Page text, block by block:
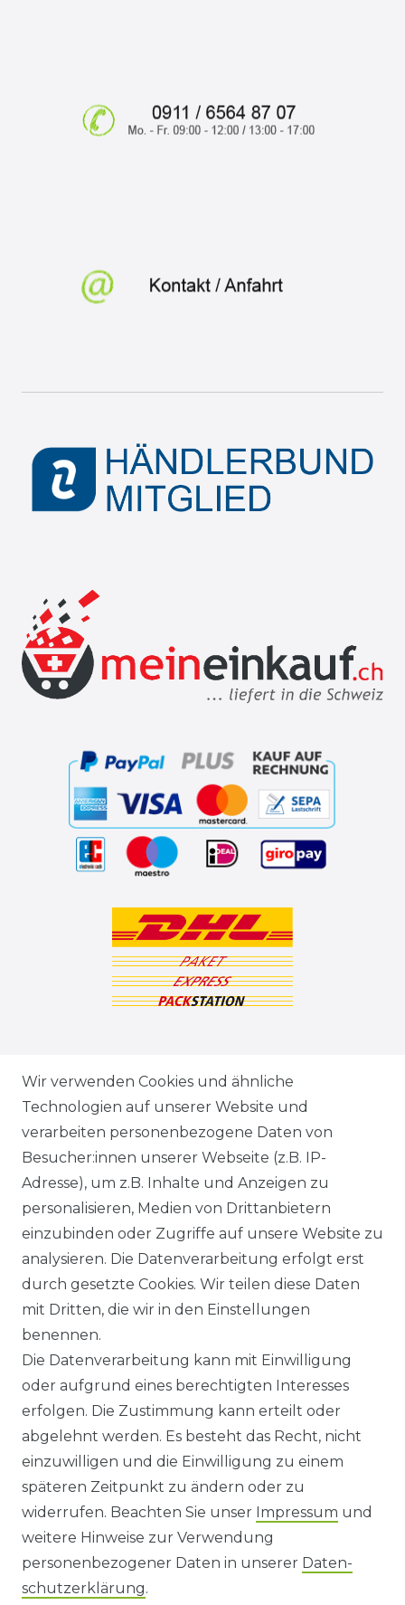
VERSANDARTEN & -KOSTEN
GEWERBETREIBENDE?
HILFE
KONTAKT
ANFAHRT
WIDERRUFS­FORMULAR
HINWEISE ZUR BATTERIEENTSORGUNG
IMPRESSUM
AGB UND KUNDENINFORMATIONEN
DATENSCHUTZERKLÄRUNG
Wir verwenden Cookies und ähnliche
Technologien auf unserer Website und
verarbeiten personenbezogene Daten von
Besucher:innen unserer Webseite (z.B. IP-
Adresse), um z.B. Inhalte und Anzeigen zu
personalisieren, Medien von Drittanbietern
einzubinden oder Zugriffe auf unsere Website zu
analysieren. Die Datenverarbeitung erfolgt erst
durch gesetzte Cookies. Wir teilen diese Daten
mit Dritten, die wir in den Einstellungen
benennen.
Die Datenverarbeitung kann mit Einwilligung
oder aufgrund eines berechtigten Interesses
erfolgen. Die Zustimmung kann erteilt oder
abgelehnt werden. Es besteht das Recht, nicht
einzuwilligen und die Einwilligung zu einem
späteren Zeitpunkt zu ändern oder zu
widerrufen. Beachten Sie unser Impressum und
weitere Hinweise zur Verwendung
personenbezogener Daten in unserer Daten­
schutz­erklärung.